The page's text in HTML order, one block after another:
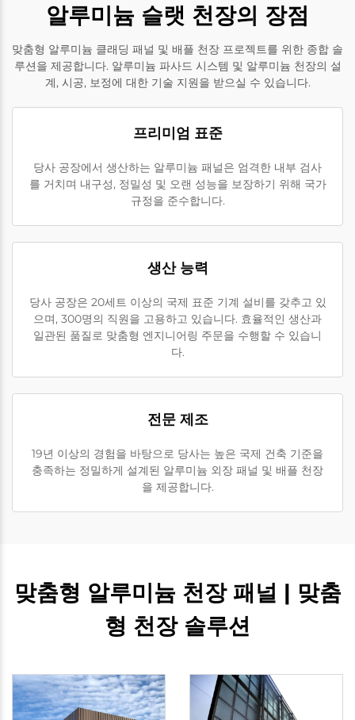
알루미늄 슬랫 천장의 장점
맞춤형 알루미늄 클래딩 패널 및 배플 천장 프로젝트를 위한 종합 솔
루션을 제공합니다. 알루미늄 파사드 시스템 및 알루미늄 천장의 설
계, 시공, 보정에 대한 기술 지원을 받으실 수 있습니다.
프리미엄 표준
당사 공장에서 생산하는 알루미늄 패널은 엄격한 내부 검사
를 거치며 내구성, 정밀성 및 오랜 성능을 보장하기 위해 국가
규정을 준수합니다.
생산 능력
당사 공장은 20세트 이상의 국제 표준 기계 설비를 갖추고 있
으며, 300명의 직원을 고용하고 있습니다. 효율적인 생산과
일관된 품질로 맞춤형 엔지니어링 주문을 수행할 수 있습니
다.
전문 제조
19년 이상의 경험을 바탕으로 당사는 높은 국제 건축 기준을
충족하는 정밀하게 설계된 알루미늄 외장 패널 및 배플 천장
을 제공합니다.
맞춤형 알루미늄 천장 패널 | 맞춤
형 천장 솔루션